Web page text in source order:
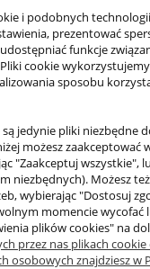
1 230,00 zł
VAT, bez kosztów
do koszyka
O nas
i podobnych
prezentować
funkcje
cookie
sposobu
są jedynie pliki niezbędne
możesz zaakceptować
"Zaakceptuj wszystkie",
niezbędnych). Możesz
wybierając "Dostosuj
momencie wycofać
plików cookies" na
przez nas plikach cookie
osobowych znajdziesz w